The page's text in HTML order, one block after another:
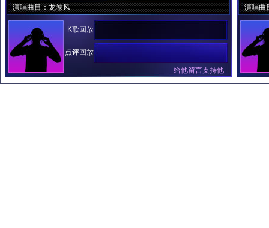
演唱曲目：龙卷风
K歌回放
点评回放
给他留言支持他
演唱曲